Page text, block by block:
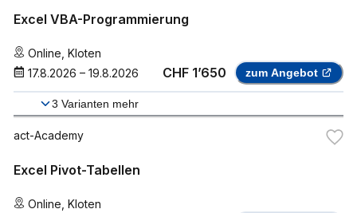
Excel VBA-Programmierung
Online Kloten
17.8.2026 – 19.8.2026 CHF 1’650 zum Angebot
3 Varianten mehr
act-Academy
Excel Pivot-Tabellen
Online Kloten